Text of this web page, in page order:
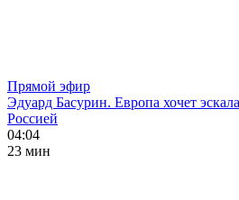
Прямой эфир
Эдуард Басурин. Европа хочет
Россией
04:04
23 мин